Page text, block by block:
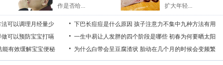
作是否给...
扩大年轻...
法可以调理月经量少
做可以预防宝宝打嗝
能有效缓解宝宝便秘
下巴长痘痘是什么原因 孩子注意力不集中九种方法有用
一生中易让人发胖的四个阶段是哪些 初春为何要晒太阳
为什么白带会呈豆腐渣状 胎动在几个月的时候会变频繁